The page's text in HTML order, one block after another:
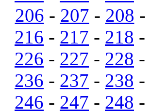
206 - 207 - 208 -
216 - 217 - 218 -
226 - 227 - 228 -
236 - 237 - 238 -
246 - 247 - 248 -